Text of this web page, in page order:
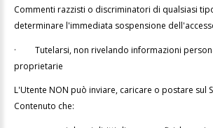
Commenti razzisti o discriminatori di qualsiasi
determinare l'immediata sospensione
· Tutelarsi, non rivelando informazioni
proprietarie
L'Utente NON può inviare, caricare o postare sul
Contenuto che: